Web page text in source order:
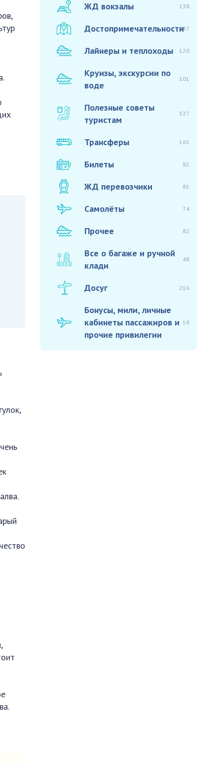
ЖД вокзалы 138
Достопримечательности937
Лайнеры и теплоходы 120
Круизы, экскурсии по
воде
101
Полезные советы
туристам
527
Трансферы 165
Билеты 82
ЖД перевозчики 81
Самолёты 74
Прочее 82
Все о багаже и ручной
клади
48
Досуг 216
Бонусы, мили, личные
кабинеты пассажиров и
прочие привилегии
18